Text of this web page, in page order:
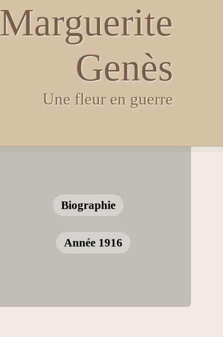
Marguerite
Genès
Une fleur en guerre
Biographie
Année 1916